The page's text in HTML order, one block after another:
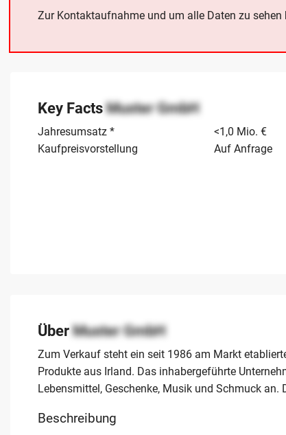
Zur Kontaktaufnahme und um alle Daten zu sehen
Key FactsMuster GmbH
Jahresumsatz *
<1,0 Mio. €
Kaufpreisvorstellung
Auf Anfrage
ÜberMuster GmbH
Zum Verkauf steht ein seit 1986 am Markt
Produkte aus Irland. Das inhabergeführte
Lebensmittel, Geschenke, Musik und Schmuck an.
Beschreibung